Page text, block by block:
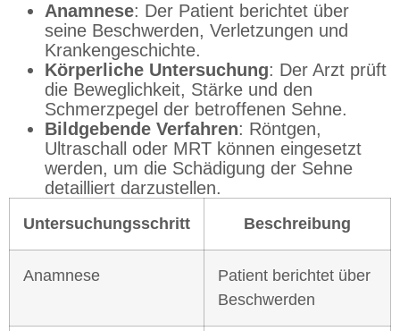
Anamnese: Der Patient berichtet über
seine Beschwerden, Verletzungen und
Krankengeschichte.
Körperliche Untersuchung: Der Arzt prüft
die Beweglichkeit, Stärke und den
Schmerzpegel der betroffenen Sehne.
Bildgebende Verfahren: Röntgen,
Ultraschall oder MRT können eingesetzt
werden, um die Schädigung der Sehne
detailliert darzustellen.
Untersuchungsschritt Beschreibung
Anamnese
Patient berichtet über
Beschwerden